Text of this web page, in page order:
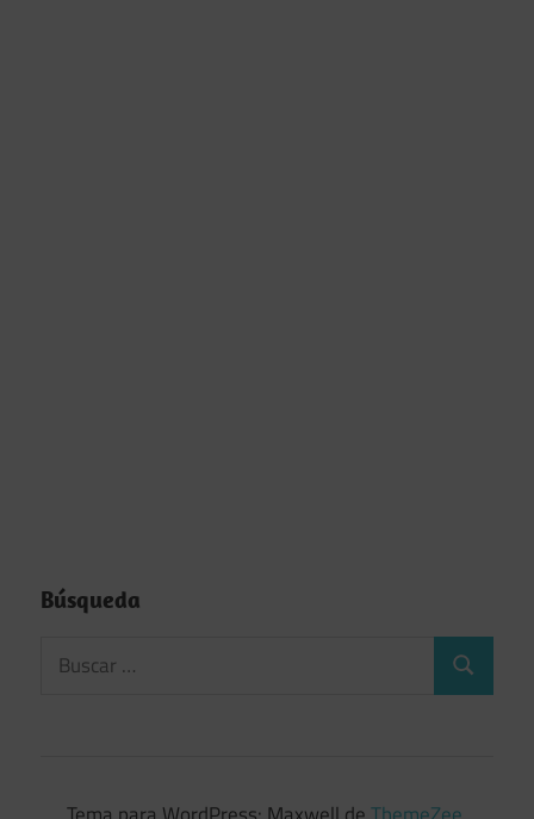
Búsqueda